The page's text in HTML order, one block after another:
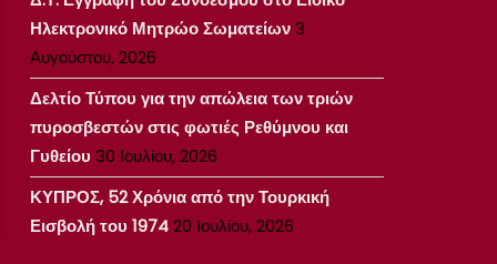
Ηλεκτρονικό Μητρώο Σωματείων3
Αυγούστου, 2026
Δελτίο Τύπου για την απώλεια των τριών
πυροσβεστών στις φωτιές Ρεθύμνου και
Γυθείου 30 Ιουλίου, 2026
ΚΥΠΡΟΣ, 52 Χρόνια από την Τουρκική
Εισβολή του 197420 Ιουλίου, 2026